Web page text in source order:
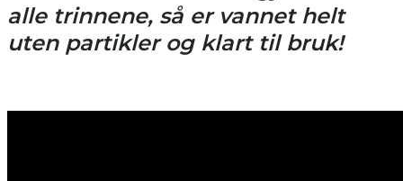
alle trinnene, så er vannet helt
uten partikler og klart til bruk!